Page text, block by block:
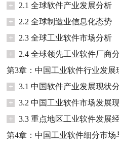
+
2.1 全球软件产业发展分析
+
2.2 全球制造业信息化态势
+
2.3 全球工业软件市场分析
+
2.4 全球领先工业软件厂商
第3章：中国工业软件行业发展
+
3.1 中国软件产业发展现状
+
3.2 中国工业软件市场发展
+
3.3 重点地区工业软件发展
第4章：中国工业软件细分市场